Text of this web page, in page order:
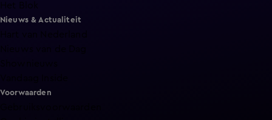
Het Blok
Nieuws & Actualiteit
Voorwaarden